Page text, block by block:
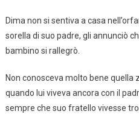
Dima non si sentiva a casa
sorella di suo padre, gli annunciò
bambino si rallegrò.
Non conosceva molto bene quella
quando lui viveva ancora con il
sempre che suo fratello vivesse